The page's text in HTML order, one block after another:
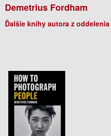
Demetrius Fordham
Ďalšie knihy autora z oddelenia